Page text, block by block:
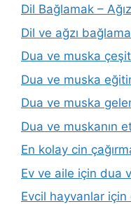
Dil Bağlamak –
Dil ve ağzı
Dua ve muska
Dua ve muska
Dua ve muska
Dua ve muskanın
En kolay cin
Ev ve aile için dua
Evcil hayvanlar